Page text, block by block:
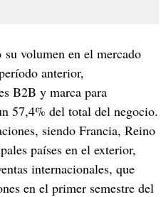
volumen en el mercado
anterior,
B2B y marca para
57,4% del total del negocio.
siendo Francia, Reino
países en el exterior,
internacionales, que
en el primer semestre del